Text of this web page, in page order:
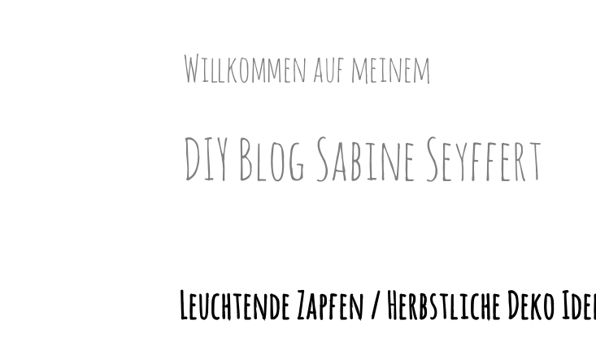
Willkommen auf meinem
DIY Blog Sabine Seyffert
Leuchtende Zapfen / Herbstliche Deko